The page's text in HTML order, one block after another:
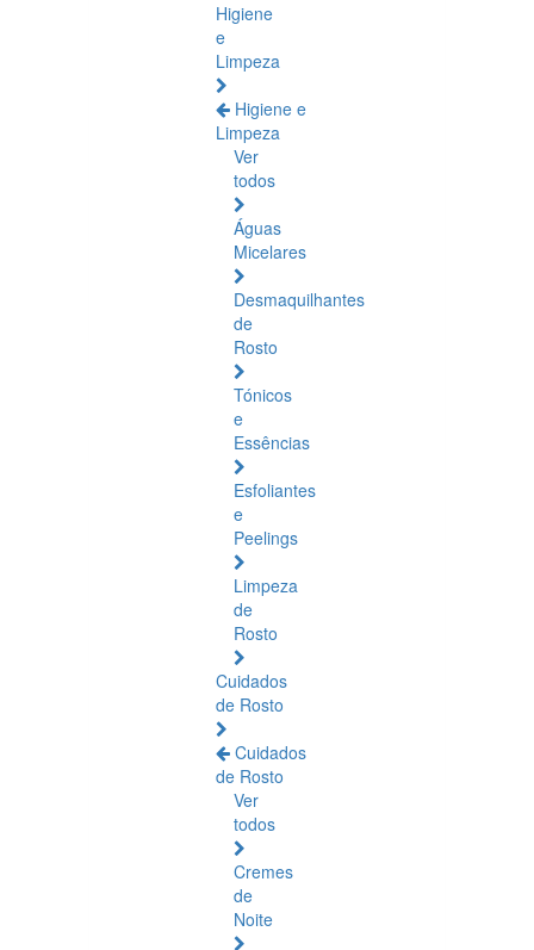
Higiene
e
Limpeza
Higiene e
Limpeza
Ver
todos
Águas
Micelares
Desmaquilhantes
de
Rosto
Tónicos
e
Essências
Esfoliantes
e
Peelings
Limpeza
de
Rosto
Cuidados
de Rosto
Cuidados
de Rosto
Ver
todos
Cremes
de
Noite